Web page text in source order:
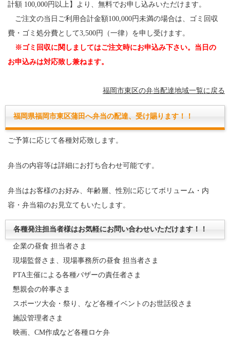
計額 100,000円以上】より、無料でお申し込みいただけます。
ご注文の当日ご利用合計金額100,000円未満の場合は、ゴミ回収
費・ゴミ処分費として3,500円（一律）を申し受けます。
※ゴミ回収に関しましてはご注文時にお申込み下さい。当日の
お申込みは対応致し兼ねます。
福岡市東区の弁当配達地域一覧に戻る
福岡県福岡市東区蒲田へ弁当の配達、受け賜ります！！
ご予算に応じて各種対応致します。
弁当の内容等は詳細にお打ち合わせ可能です。
弁当はお客様のお好み、年齢層、性別に応じてボリューム・内
容・弁当箱のお見立てもいたします。
各種発注担当者様はお気軽にお問い合わせいただけます！！
企業の昼食 担当者さま
現場監督さま、現場事務所の昼食 担当者さま
PTA主催による各種バザーの責任者さま
懇親会の幹事さま
スポーツ大会・祭り、など各種イベントのお世話役さま
施設管理者さま
映画、CM作成など各種ロケ弁